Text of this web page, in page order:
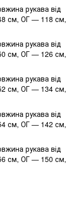
рукава від
см, ОГ — 118 см,
рукава від
см, ОГ — 126 см,
рукава від
см, ОГ — 134 см,
рукава від
см, ОГ — 142 см,
рукава від
см, ОГ — 150 см,